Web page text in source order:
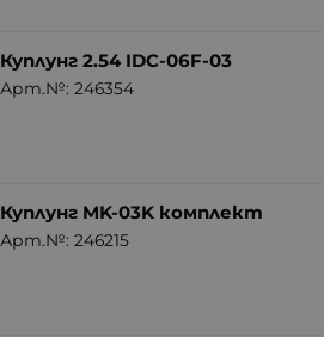
Куплунг 2.54 IDC-06F-03
Арт.№: 246354
Куплунг MK-03K комплект
Арт.№: 246215